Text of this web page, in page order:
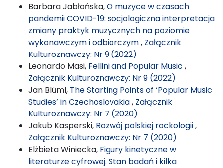
Barbara Jabłońska,O muzyce w czasach
pandemii COVID-19: socjologiczna interpretacja
zmiany praktyk muzycznych na poziomie
wykonawczym i odbiorczym, Załącznik
Kulturoznawczy: Nr 9 (2022)
Leonardo Masi, Fellini and Popular Music ,
Załącznik Kulturoznawczy: Nr 9 (2022)
Jan Blüml, The Starting Points of ‘Popular Music
Studies’ in Czechoslovakia, Załącznik
Kulturoznawczy: Nr 7 (2020)
Jakub Kasperski, Rozwój polskiej rockologii,
Załącznik Kulturoznawczy: Nr 7 (2020)
Elżbieta Winiecka, Figury kinetyczne w
literaturze cyfrowej. Stan badań i kilka